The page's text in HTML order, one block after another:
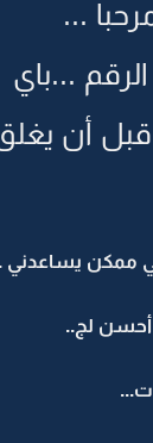
...
...باي
أن
ممكن يساعدني
لج..